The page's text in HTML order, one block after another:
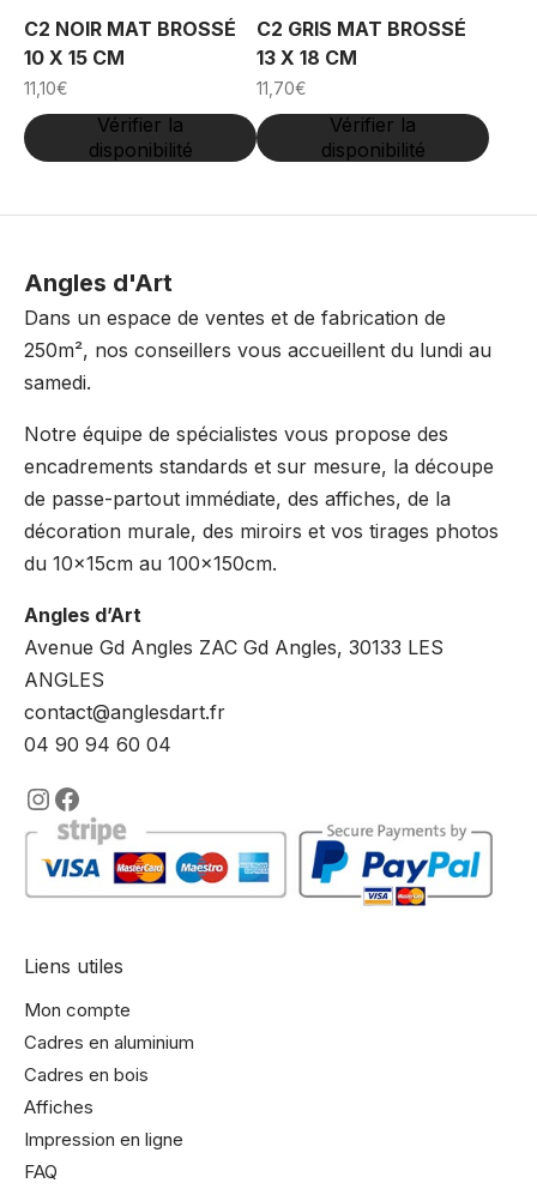
C2 NOIR MAT BROSSÉ
10 X 15 CM
11,10€
Vérifier la
disponibilité
C2 GRIS MAT BROSSÉ
13 X 18 CM
11,70€
Vérifier la
disponibilité
Angles d'Art
Dans un espace de ventes et de fabrication de
250m², nos conseillers vous accueillent du lundi au
samedi.
Notre équipe de spécialistes vous propose des
encadrements standards et sur mesure, la découpe
de passe-partout immédiate, des affiches, de la
décoration murale, des miroirs et vos tirages photos
du 10x15cm au 100x150cm.
Angles d’Art
Avenue Gd Angles ZAC Gd Angles, 30133 LES
ANGLES
contact@anglesdart.fr
04 90 94 60 04
https://www.instagram.com/
https://www.facebook.com/
Liens utiles
Mon compte
Cadres en aluminium
Cadres en bois
Affiches
Impression en ligne
FAQ